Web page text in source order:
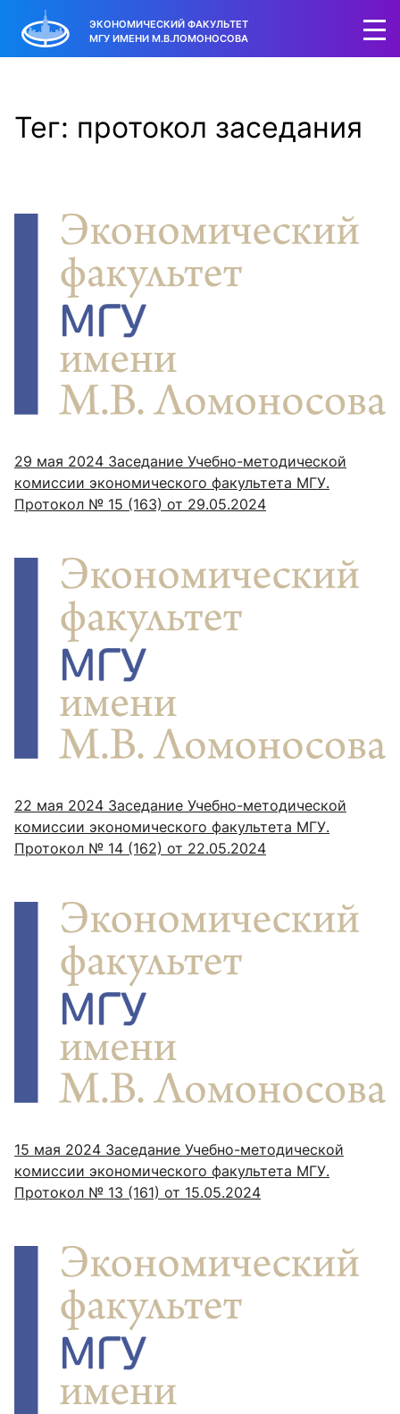
ЭКОНОМИЧЕСКИЙ ФАКУЛЬТЕТ
МГУ ИМЕНИ М.В.ЛОМОНОСОВА
Тег: протокол заседания
29 мая 2024 Заседание Учебно-методической
комиссии экономического факультета МГУ.
Протокол № 15 (163) от 29.05.2024
22 мая 2024 Заседание Учебно-методической
комиссии экономического факультета МГУ.
Протокол № 14 (162) от 22.05.2024
15 мая 2024 Заседание Учебно-методической
комиссии экономического факультета МГУ.
Протокол № 13 (161) от 15.05.2024